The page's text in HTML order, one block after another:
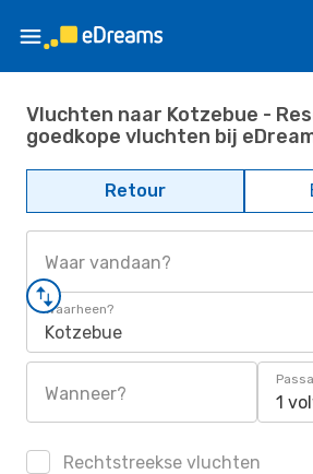
Vluchten naar Kotzebue -
goedkope vluchten bij
Retour
Waar vandaan?
Waarheen?
Kotzebue
Wanneer? 1
Rechtstreekse vluchten